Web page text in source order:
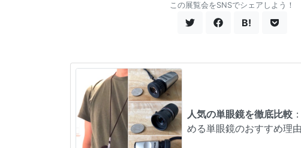
この展覧会をSNSでシェアしよう！
B!
人気の単眼鏡を徹底比較
める単眼鏡のおすすめ理